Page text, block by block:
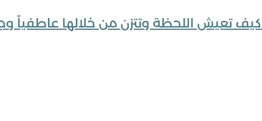
تعيش اللحظة وتتزن من خلالها عاطفياً